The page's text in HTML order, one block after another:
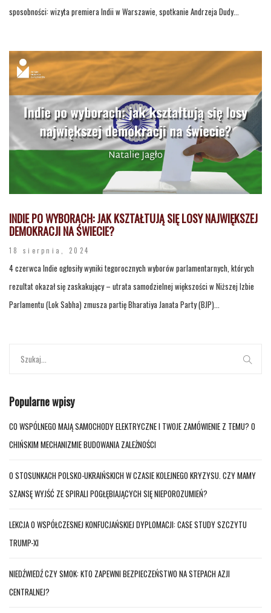
sposobności: wizyta premiera Indii w Warszawie, spotkanie Andrzeja Dudy...
INDIE PO WYBORACH: JAK KSZTAŁTUJĄ SIĘ LOSY NAJWIĘKSZEJ
DEMOKRACJI NA ŚWIECIE?
18 sierpnia, 2024
4 czerwca Indie ogłosiły wyniki tegorocznych wyborów parlamentarnych, których
rezultat okazał się zaskakujący – utrata samodzielnej większości w Niższej Izbie
Parlamentu (Lok Sabha) zmusza partię Bharatiya Janata Party (BJP)...
Popularne wpisy
CO WSPÓLNEGO MAJĄ SAMOCHODY ELEKTRYCZNE I TWOJE ZAMÓWIENIE Z TEMU? O
CHIŃSKIM MECHANIZMIE BUDOWANIA ZALEŻNOŚCI
O STOSUNKACH POLSKO-UKRAIŃSKICH W CZASIE KOLEJNEGO KRYZYSU. CZY MAMY
SZANSĘ WYJŚĆ ZE SPIRALI POGŁĘBIAJĄCYCH SIĘ NIEPOROZUMIEŃ?
LEKCJA O WSPÓŁCZESNEJ KONFUCJAŃSKIEJ DYPLOMACJI: CASE STUDY SZCZYTU
TRUMP-XI
NIEDŹWIEDŹ CZY SMOK: KTO ZAPEWNI BEZPIECZEŃSTWO NA STEPACH AZJI
CENTRALNEJ?